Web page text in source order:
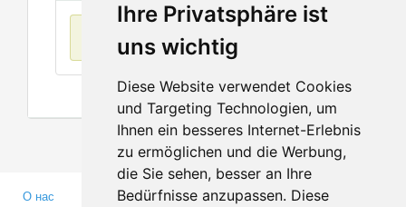
Ihre Privatsphäre ist
uns wichtig
Diese Website verwendet Cookies
und Targeting Technologien, um
Ihnen ein besseres Internet-Erlebnis
zu ermöglichen und die Werbung,
die Sie sehen, besser an Ihre
Bedürfnisse anzupassen. Diese
О нас
Партнерам